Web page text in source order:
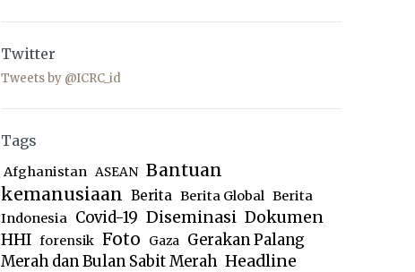
Twitter
Tweets by @ICRC_id
Tags
Afghanistan ASEAN Bantuan
kemanusiaan Berita Berita Global Berita
Indonesia Covid-19 Diseminasi Dokumen
HHI forensik Foto Gaza Gerakan Palang
Merah dan Bulan Sabit Merah Headline